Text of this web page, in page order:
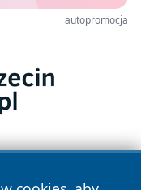
autopromocja